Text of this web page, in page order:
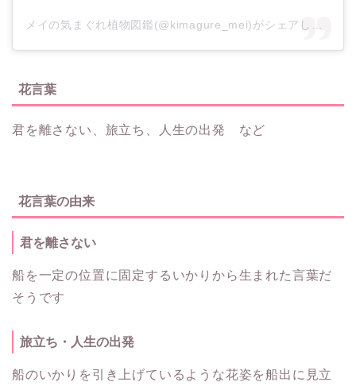
メイの気まぐれ植物図鑑(@kimagure_mei)がシェアした投稿
花言葉
君を離さない、旅立ち、人生の出発 など
花言葉の由来
君を離さない
船を一定の位置に固定するいかりから生まれた言葉だ
そうです
旅立ち・人生の出発
船のいかりを引き上げているような花姿を船出に見立